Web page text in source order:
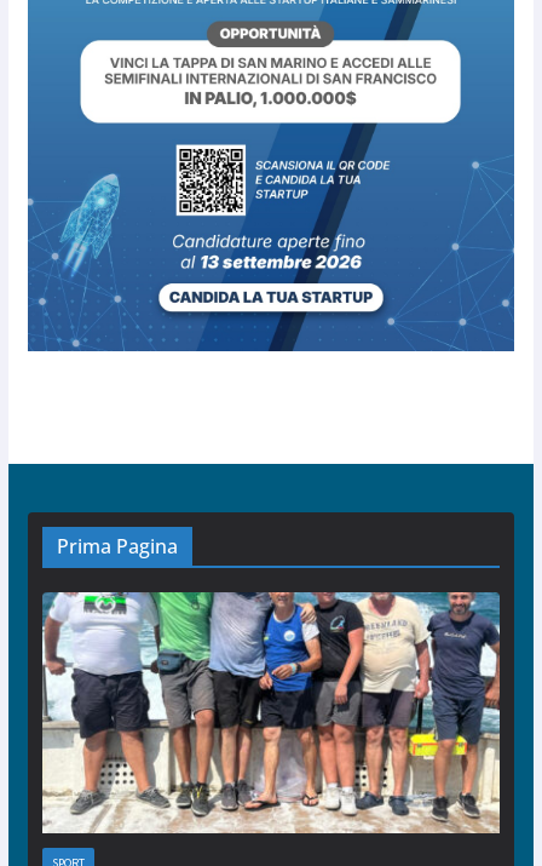
Prima Pagina